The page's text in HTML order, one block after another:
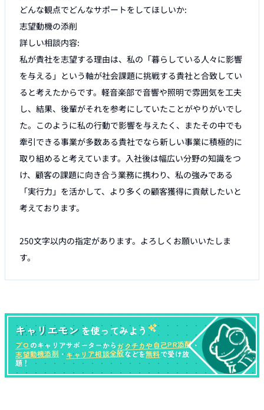
どんな観点でどんなサポートをしてほしいか:
志望動機の添削
詳しい相談内容:
私が貴社を志望する理由は、私の「暮らしている人々に影響
を与える」という軸が社会課題に挑戦する貴社と合致してい
ると考えたからです。軽音楽部で音響や照明で雰囲気を工夫
し、結果、後輩がそれを参考にしていたことがやりがいでし
た。このように私の行動で影響を与えたく、またその中でも
牽引できる事業が多数ある貴社でなら新しい事業に積極的に
取り組めると考えています。入社後は幅広い分野の知識をつ
け、顧客の課題に向き合う業務に携わり、私の強みである
「実行力」を活かして、より多くの顧客獲得に貢献したいと
考えております。
250文字以内の指定があります。よろしくお願いいたしま
す。
キャリエモン を使ってみよう
プロ のキャリアサポーターからガクチカや自己PR添削・
志望動機添削 ・キャリア相談全般などを無料で受け放
題！